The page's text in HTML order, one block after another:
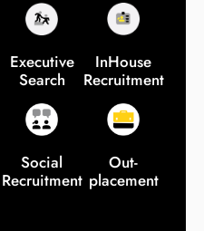
Executive
Search
InHouse
Recruitment
Social
Recruitment
Out-
placement